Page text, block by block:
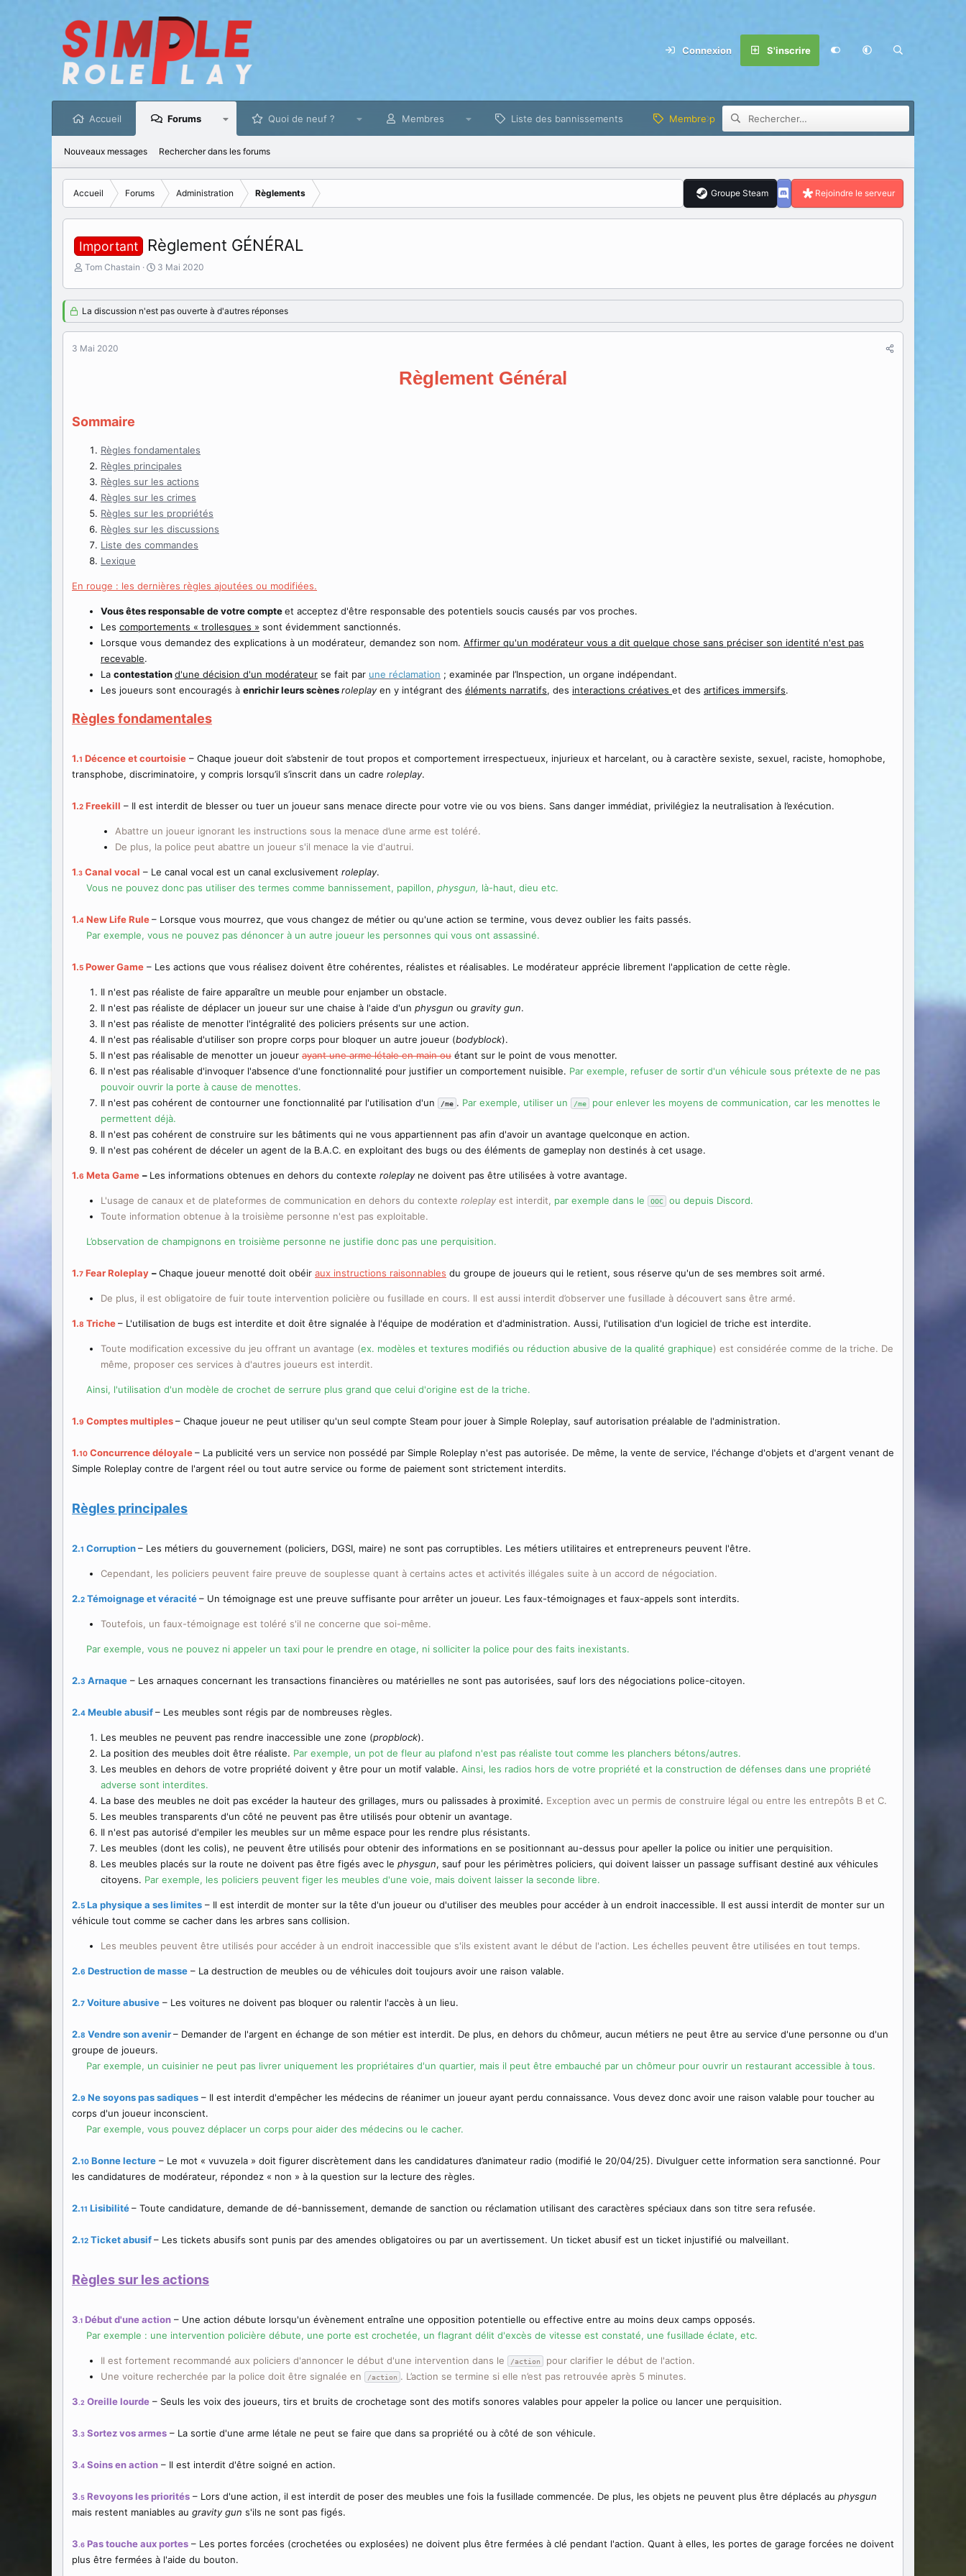
Connexion S'inscrire
Accueil Forums Quoi de neuf ? Membres Liste des bannissements Membre privilège
Nouveaux messages Rechercher dans les forums
Accueil Forums Administration Règlements Groupe Steam Rejoindre le serveur
Important Règlement GÉNÉRAL
I
i
a
t
l
Tom Chastain
D
t
d
e
3 Mai 2020
La discussion n'est pas ouverte à d'autres réponses
3 Mai 2020
Règlement Général
Sommaire
Règles fondamentales
Règles principales
Règles sur les actions
Règles sur les crimes
Règles sur les propriétés
Règles sur les discussions
Liste des commandes
Lexique
En rouge : les dernières règles ajoutées ou modifiées.
Vous êtes responsable de votre compteet acceptez d'être responsable des potentiels soucis causés par vos proches.
Les comportements « trollesques » sont évidemment sanctionnés.
Lorsque vous demandez des explications à un modérateur, demandez son nom. Affirmer qu'un modérateur vous a dit quelque chose sans préciser son identité n'est pas
recevable.
La contestationd'une décision d'un modérateur se fait par une réclamation ; examinée par l’Inspection, un organe indépendant.
Les joueurs sont encouragés à enrichir leurs scènesroleplayen y intégrant des éléments narratifs, des interactions créatives et des artifices immersifs.
Règles fondamentales
1.1 Décence et courtoisie – Chaque joueur doit s’abstenir de tout propos et comportement irrespectueux, injurieux et harcelant, ou à caractère sexiste, sexuel, raciste, homophobe,
transphobe, discriminatoire, y compris lorsqu’il s’inscrit dans un cadre roleplay.
1.2 Freekill – Il est interdit de blesser ou tuer un joueur sans menace directe pour votre vie ou vos biens. Sans danger immédiat, privilégiez la neutralisation à l’exécution.
Abattre un joueur ignorant les instructions sous la menace d’une arme est toléré.
De plus, la police peut abattre un joueur s'il menace la vie d'autrui.
1.3 Canal vocal – Le canal vocal est un canal exclusivement roleplay.
Vous ne pouvez donc pas utiliser des termes comme bannissement, papillon, physgun, là-haut, dieu etc.
1.4 New Life Rule– Lorsque vous mourrez, que vous changez de métier ou qu'une action se termine, vous devez oublier les faits passés.
Par exemple, vous ne pouvez pas dénoncer à un autre joueur les personnes qui vous ont assassiné.
1.5 Power Game – Les actions que vous réalisez doivent être cohérentes, réalistes et réalisables. Le modérateur apprécie librement l'application de cette règle.
Il n'est pas réaliste de faire apparaître un meuble pour enjamber un obstacle.
Il n'est pas réaliste de déplacer un joueur sur une chaise à l'aide d'un physgun ou gravity gun.
Il n'est pas réaliste de menotter l'intégralité des policiers présents sur une action.
Il n'est pas réalisable d'utiliser son propre corps pour bloquer un autre joueur (bodyblock).
Il n'est pas réalisable de menotter un joueur ayant une arme létale en main ou étant sur le point de vous menotter.
Il n'est pas réalisable d'invoquer l'absence d'une fonctionnalité pour justifier un comportement nuisible. Par exemple, refuser de sortir d'un véhicule sous prétexte de ne pas
pouvoir ouvrir la porte à cause de menottes.
Il n'est pas cohérent de contourner une fonctionnalité par l'utilisation d'un
/me . Par exemple, utiliser un /me
pour enlever les moyens de communication, car les menottes le
permettent déjà.
Il n'est pas cohérent de construire sur les bâtiments qui ne vous appartiennent pas afin d'avoir un avantage quelconque en action.
Il n'est pas cohérent de déceler un agent de la B.A.C. en exploitant des bugs ou des éléments de gameplay non destinés à cet usage.
1.6 Meta Game – Les informations obtenues en dehors du contexte roleplay ne doivent pas être utilisées à votre avantage.
L'usage de canaux et de plateformes de communication en dehors du contexte roleplay est interdit, par exemple dans le OOC
ou depuis Discord.
Toute information obtenue à la troisième personne n'est pas exploitable.
L’observation de champignons en troisième personne ne justifie donc pas une perquisition.
1.7 Fear Roleplay –Chaque joueur menotté doit obéir aux instructions raisonnables du groupe de joueurs qui le retient, sous réserve qu'un de ses membres soit armé.
De plus, il est obligatoire de fuir toute intervention policière ou fusillade en cours. Il est aussi interdit d’observer une fusillade à découvert sans être armé.
1.8 Triche– L'utilisation de bugs est interdite et doit être signalée à l'équipe de modération et d'administration. Aussi, l'utilisation d'un logiciel de triche est interdite.
Toute modification excessive du jeu offrant un avantage (ex. modèles et textures modifiés ou réduction abusive de la qualité graphique) est considérée comme de la triche. De
même, proposer ces services à d'autres joueurs est interdit.
Ainsi, l'utilisation d'un modèle de crochet de serrure plus grand que celui d'origine est de la triche.
1.9 Comptes multiples– Chaque joueur ne peut utiliser qu'un seul compte Steam pour jouer à Simple Roleplay, sauf autorisation préalable de l'administration.
1.10 Concurrence déloyale– La publicité vers un service non possédé par Simple Roleplay n'est pas autorisée. De même, la vente de service, l'échange d'objets et d'argent venant de
Simple Roleplay contre de l'argent réel ou tout autre service ou forme de paiement sont strictement interdits.
Règles principales
2.1 Corruption– Les métiers du gouvernement (policiers, DGSI, maire) ne sont pas corruptibles. Les métiers utilitaires et entrepreneurs peuvent l'être.
Cependant, les policiers peuvent faire preuve de souplesse quant à certains actes et activités illégales suite à un accord de négociation.
2.2 Témoignage et véracité– Un témoignage est une preuve suffisante pour arrêter un joueur. Les faux-témoignages et faux-appels sont interdits.
Toutefois, un faux-témoignage est toléré s'il ne concerne que soi-même.
Par exemple, vous ne pouvez ni appeler un taxi pour le prendre en otage, ni solliciter la police pour des faits inexistants.
2.3 Arnaque – Les arnaques concernant les transactions financières ou matérielles ne sont pas autorisées, sauf lors des négociations police-citoyen.
2.4 Meuble abusif– Les meubles sont régis par de nombreuses règles.
Les meubles ne peuvent pas rendre inaccessible une zone (propblock).
La position des meubles doit être réaliste. Par exemple, un pot de fleur au plafond n'est pas réaliste tout comme les planchers bétons/autres.
Les meubles en dehors de votre propriété doivent y être pour un motif valable. Ainsi, les radios hors de votre propriété et la construction de défenses dans une propriété
adverse sont interdites.
La base des meubles ne doit pas excéder la hauteur des grillages, murs ou palissades à proximité. Exception avec un permis de construire légal ou entre les entrepôts B et C.
Les meubles transparents d'un côté ne peuvent pas être utilisés pour obtenir un avantage.
Il n'est pas autorisé d'empiler les meubles sur un même espace pour les rendre plus résistants.
Les meubles (dont les colis), ne peuvent être utilisés pour obtenir des informations en se positionnant au-dessus pour apeller la police ou initier une perquisition.
Les meubles placés sur la route ne doivent pas être figés avec le physgun, sauf pour les périmètres policiers, qui doivent laisser un passage suffisant destiné aux véhicules
citoyens. Par exemple, les policiers peuvent figer les meubles d'une voie, mais doivent laisser la seconde libre.
2.5 La physique a ses limites – Il est interdit de monter sur la tête d'un joueur ou d'utiliser des meubles pour accéder à un endroit inaccessible. Il est aussi interdit de monter sur un
véhicule tout comme se cacher dans les arbres sans collision.
Les meubles peuvent être utilisés pour accéder à un endroit inaccessible que s'ils existent avant le début de l'action. Les échelles peuvent être utilisées en tout temps.
2.6 Destruction de masse – La destruction de meubles ou de véhicules doit toujours avoir une raison valable.
2.7 Voiture abusive – Les voitures ne doivent pas bloquer ou ralentir l'accès à un lieu.
2.8 Vendre son avenir– Demander de l'argent en échange de son métier est interdit. De plus, en dehors du chômeur, aucun métiers ne peut être au service d'une personne ou d'un
groupe de joueurs.
Par exemple, un cuisinier ne peut pas livrer uniquement les propriétaires d'un quartier, mais il peut être embauché par un chômeur pour ouvrir un restaurant accessible à tous.
2.9 Ne soyons pas sadiques – Il est interdit d'empêcher les médecins de réanimer un joueur ayant perdu connaissance. Vous devez donc avoir une raison valable pour toucher au
corps d'un joueur inconscient.
Par exemple, vous pouvez déplacer un corps pour aider des médecins ou le cacher.
2.10 Bonne lecture – Le mot « vuvuzela » doit figurer discrètement dans les candidatures d’animateur radio (modifié le 20/04/25). Divulguer cette information sera sanctionné. Pour
les candidatures de modérateur, répondez « non » à la question sur la lecture des règles.
2.11 Lisibilité– Toute candidature, demande de dé-bannissement, demande de sanction ou réclamation utilisant des caractères spéciaux dans son titre sera refusée.
2.12 Ticket abusif– Les tickets abusifs sont punis par des amendes obligatoires ou par un avertissement. Un ticket abusif est un ticket injustifié ou malveillant.
Règles sur les actions
3.1 Début d'une action – Une action débute lorsqu'un évènement entraîne une opposition potentielle ou effective entre au moins deux camps opposés.
Par exemple : une intervention policière débute, une porte est crochetée, un flagrant délit d'excès de vitesse est constaté, une fusillade éclate, etc.
Il est fortement recommandé aux policiers d'annoncer le début d'une intervention dans le /action
pour clarifier le début de l'action.
Une voiture recherchée par la police doit être signalée en
/action . L’action se termine si elle n’est pas retrouvée après 5 minutes.
3.2 Oreille lourde – Seuls les voix des joueurs, tirs et bruits de crochetage sont des motifs sonores valables pour appeler la police ou lancer une perquisition.
3.3 Sortez vos armes – La sortie d'une arme létale ne peut se faire que dans sa propriété ou à côté de son véhicule.
3.4 Soins en action – Il est interdit d'être soigné en action.
3.5 Revoyons les priorités – Lors d'une action, il est interdit de poser des meubles une fois la fusillade commencée. De plus, les objets ne peuvent plus être déplacés au physgun
mais restent maniables au gravity gun s'ils ne sont pas figés.
3.6 Pas touche aux portes – Les portes forcées (crochetées ou explosées) ne doivent plus être fermées à clé pendant l'action. Quant à elles, les portes de garage forcées ne doivent
plus être fermées à l'aide du bouton.